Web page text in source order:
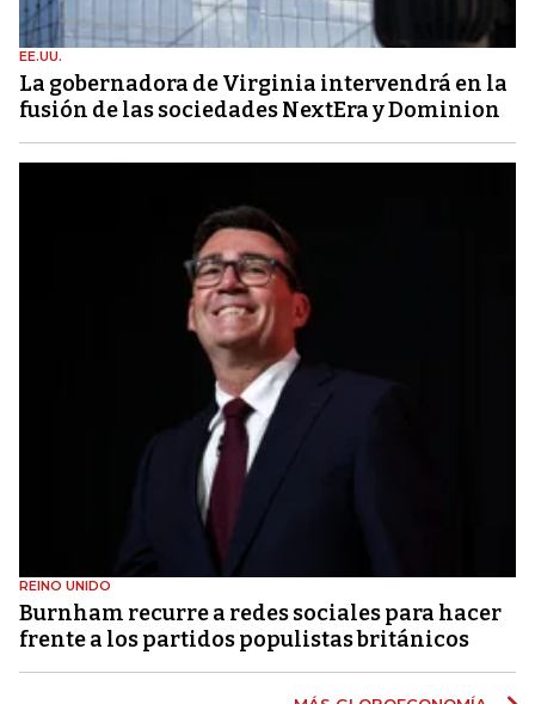
EE.UU.
La gobernadora de Virginia intervendrá en la
fusión de las sociedades NextEra y Dominion
REINO UNIDO
Burnham recurre a redes sociales para hacer
frente a los partidos populistas británicos